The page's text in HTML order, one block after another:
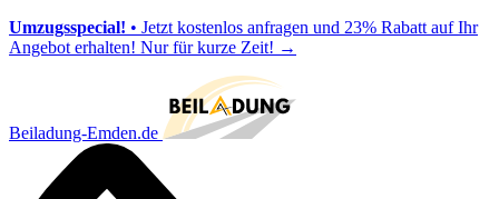
Umzugsspecial! • Jetzt kostenlos anfragen und 23% Rabatt auf Ihr
Angebot erhalten! Nur für kurze Zeit! →
Beiladung-Emden.de